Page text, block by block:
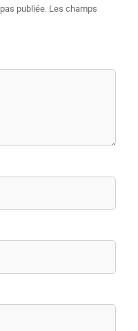
publiée. Les champs